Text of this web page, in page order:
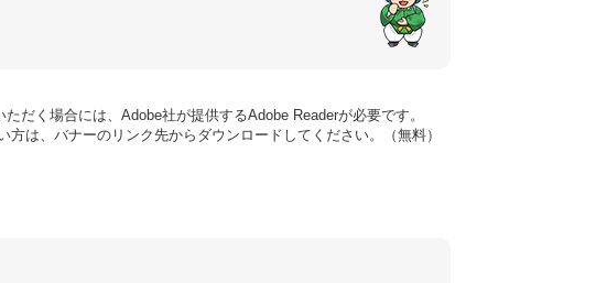
だく場合には、Adobe社が提供するAdobe Readerが必要です。
方は、バナーのリンク先からダウンロードしてください。（無料）